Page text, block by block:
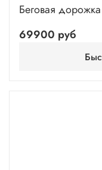
Беговая
69900 руб